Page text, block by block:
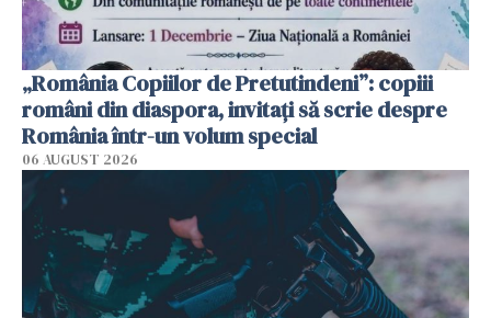
„România Copiilor de Pretutindeni”: copiii
români din diaspora, invitați să scrie despre
România într-un volum special
06 AUGUST 2026